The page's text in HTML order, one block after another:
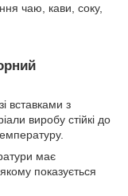
чаю, кави, соку,
вставками з
виробу стійкі до
має
показується